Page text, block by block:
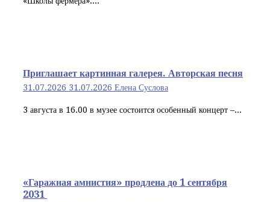
Приглашает картинная галерея. Авторская песня
31.07.2026 31.07.2026 Елена Суслова
3 августа в 16.00 в музее состоится особенный концерт –...
«Гаражная амнистия» продлена до 1 сентября
2031